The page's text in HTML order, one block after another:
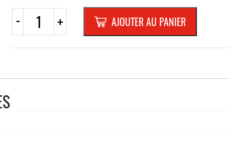
- quantité
PST32
"SAUF
+ AJOUTER AU PANIER